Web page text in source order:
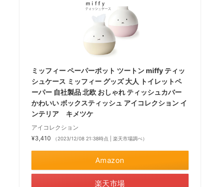
ミッフィー ペーパーポット ツートン miffy ティッ
シュケース ミッフィー グッズ 大人 トイレットペ
ーパー 自社製品 北欧 おしゃれ ティッシュカバー
かわいい ボックスティッシュ アイコレクション イ
ンテリア キメツケ
アイコレクション
¥3,410
（2023/12/08 21:38時点 | 楽天市場調べ）
Amazon
楽天市場